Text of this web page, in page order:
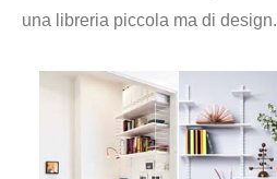
una libreria piccola ma di design.